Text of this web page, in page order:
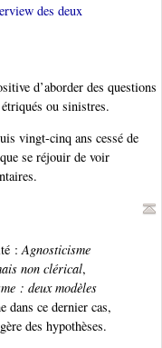
des deux
d’aborder des questions
ou sinistres.
vingt-cinq ans cessé de
se réjouir de voir
:Agnosticisme
non clérical,
: deux modèles
dans ce dernier cas,
des hypothèses.